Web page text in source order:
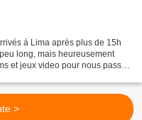
á Lima après plus de 15h
long, mais heureusement
et jeux video pour nous passer
>